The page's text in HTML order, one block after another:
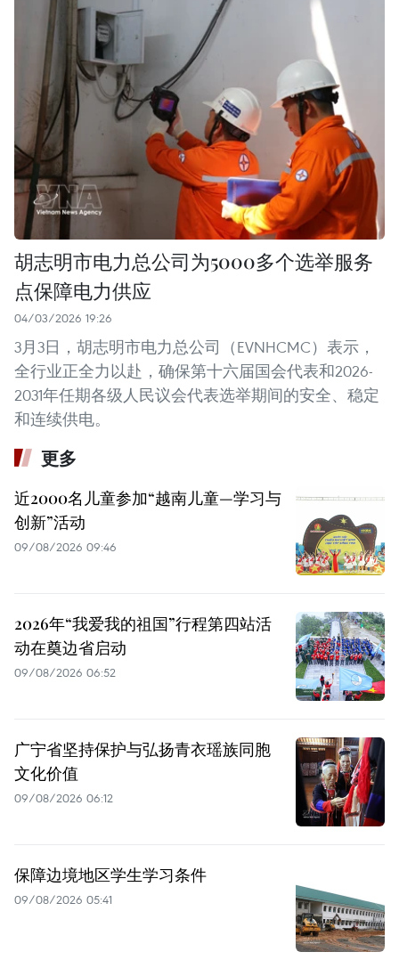
胡志明市电力总公司为5000多个选举服务
点保障电力供应
04/03/2026 19:26
3月3日，胡志明市电力总公司（EVNHCMC）表示，
全行业正全力以赴，确保第十六届国会代表和2026-
2031年任期各级人民议会代表选举期间的安全、稳定
和连续供电。
更多
近2000名儿童参加“越南儿童—学习与
创新”活动
09/08/2026 09:46
2026年“我爱我的祖国”行程第四站活
动在奠边省启动
09/08/2026 06:52
广宁省坚持保护与弘扬青衣瑶族同胞
文化价值
09/08/2026 06:12
保障边境地区学生学习条件
09/08/2026 05:41